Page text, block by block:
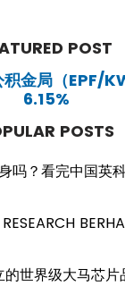
POST
金局（EPF/
6.15%
POSTS
吗？看完中国英
的世界级大马芯